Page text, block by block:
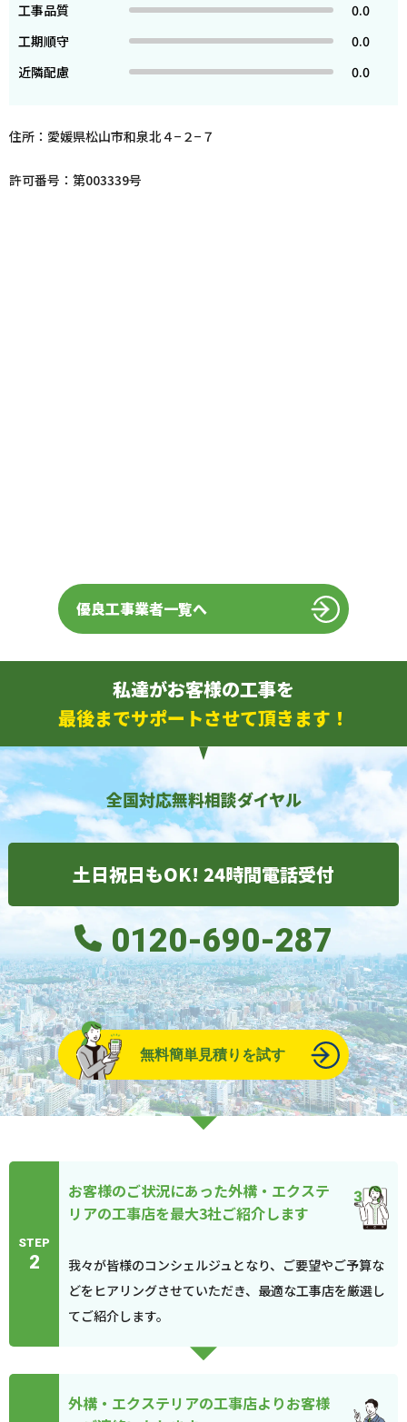
工事品質
0.0
工期順守
0.0
近隣配慮
0.0
住所：愛媛県松山市和泉北４−２−７
許可番号：第003339号
優良工事業者一覧へ
私達がお客様の工事を
最後までサポートさせて頂きます！
全国対応無料相談ダイヤル
土日祝日もOK! 24時間電話受付
0120-690-287
無料簡単見積りを試す
STEP
2
お客様のご状況にあった外構・エクステ
リアの工事店を最大3社ご紹介します
我々が皆様のコンシェルジュとなり、ご要望やご予算な
どをヒアリングさせていただき、最適な工事店を厳選し
てご紹介します。
外構・エクステリアの工事店よりお客様